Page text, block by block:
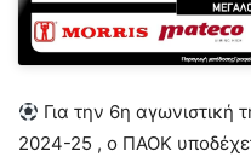
Για την 6η αγωνιστική
2024-25 , ο ΠΑΟΚ